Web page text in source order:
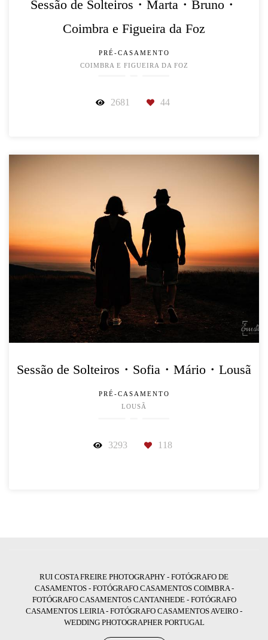
Sessão de Solteiros・Marta・Bruno・
Coimbra e Figueira da Foz
PRÉ-CASAMENTO
COIMBRA E FIGUEIRA DA FOZ
2681 44
Sessão de Solteiros・Sofia・Mário・Lousã
PRÉ-CASAMENTO
LOUSÃ
3293 118
RUI COSTA FREIRE PHOTOGRAPHY - FOTÓGRAFO DE
CASAMENTOS - FOTÓGRAFO CASAMENTOS COIMBRA -
FOTÓGRAFO CASAMENTOS CANTANHEDE - FOTÓGRAFO
CASAMENTOS LEIRIA - FOTÓGRAFO CASAMENTOS AVEIRO -
WEDDING PHOTOGRAPHER PORTUGAL